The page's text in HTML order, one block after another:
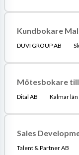
Kundbokare
DUVI GROUP AB
Mötesbokare till
Dital AB Kalmar län
Sales
Talent & Partner AB